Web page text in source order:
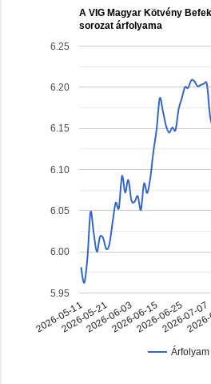
A VIG Magyar Kötvény
sorozat árfolyama
Árfolyam
2026-05-112026-05-212026-06-032026-06-152026-06-252026-07-07
5.95
6.00
6.05
6.10
6.15
6.20
6.25